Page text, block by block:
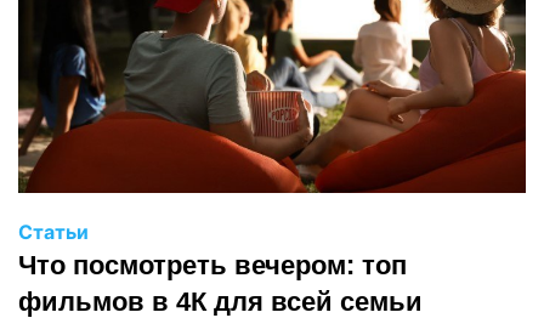
Статьи
Что посмотреть вечером: топ
фильмов в 4К для всей семьи